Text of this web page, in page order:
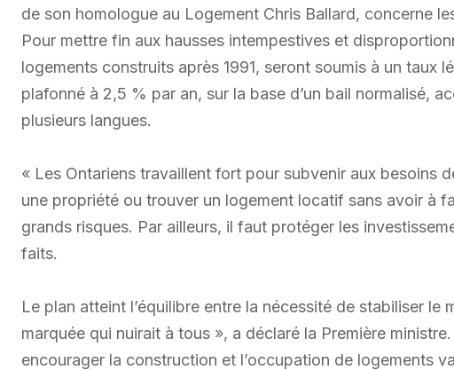
de son homologue au Logement Chris Ballard, concerne
Pour mettre fin aux hausses intempestives et
logements construits après 1991, seront soumis à un taux
plafonné à 2,5 % par an, sur la base d’un bail normalisé,
plusieurs langues.
« Les Ontariens travaillent fort pour subvenir aux besoins
une propriété ou trouver un logement locatif sans avoir à
grands risques. Par ailleurs, il faut protéger les
faits.
Le plan atteint l’équilibre entre la nécessité de stabiliser le
marquée qui nuirait à tous », a déclaré la Première
encourager la construction et l’occupation de logements